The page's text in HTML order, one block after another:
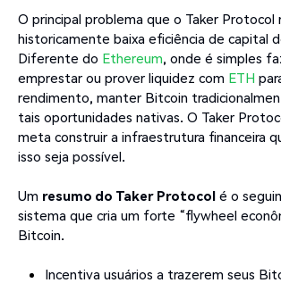
O principal problema que o Taker Protocol
historicamente baixa eficiência de capital
Diferente do Ethereum, onde é simples
emprestar ou prover liquidez com ETH
rendimento, manter Bitcoin
tais oportunidades nativas. O Taker
meta construir a infraestrutura financeira
isso seja possível.
Um resumo do Taker Protocol é o
sistema que cria um forte “flywheel
Bitcoin.
Incentiva usuários a trazerem seus